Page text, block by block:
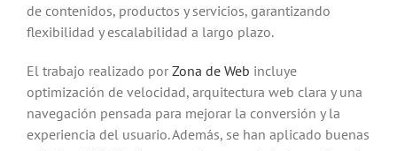
de contenidos, productos y servicios, garantizando
flexibilidad y escalabilidad a largo plazo.
El trabajo realizado por Zona de Web incluye
optimización de velocidad, arquitectura web clara y una
navegación pensada para mejorar la conversión y la
experiencia del usuario. Además, se han aplicado buenas